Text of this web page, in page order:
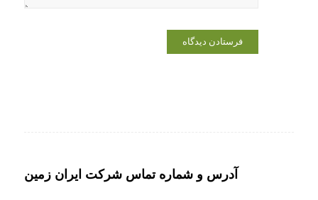
آدرس و شماره تماس شرکت ایران زمین